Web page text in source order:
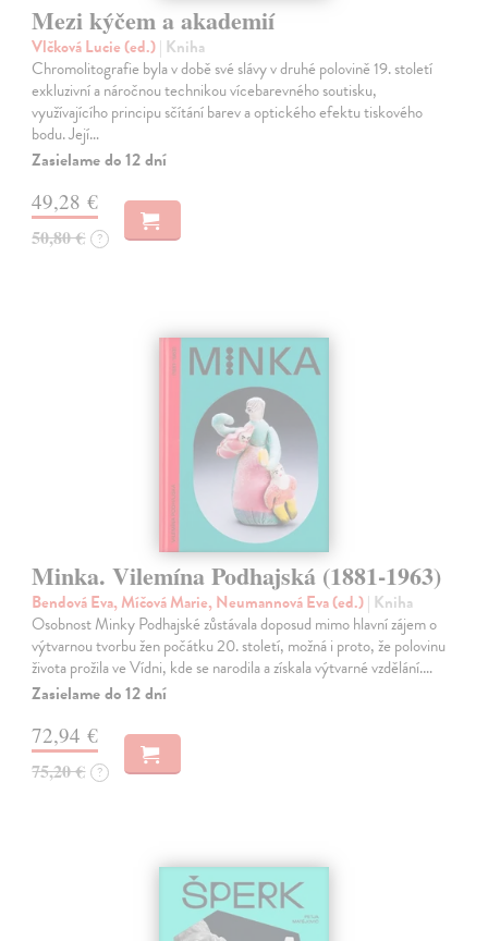
Mezi kýčem a akademií
Vlčková Lucie (ed.)| Kniha
Chromolitografie byla v době své slávy v druhé polovině 19. století
exkluzivní a náročnou technikou vícebarevného soutisku,
využívajícího principu sčítání barev a optického efektu tiskového
bodu. Její…
Zasielame do 12 dní
49,28 €
50,80 € ?
Minka. Vilemína Podhajská (1881-1963)
Bendová Eva, Míčová Marie, Neumannová Eva (ed.)| Kniha
Osobnost Minky Podhajské zůstávala doposud mimo hlavní zájem o
výtvarnou tvorbu žen počátku 20. století, možná i proto, že polovinu
života prožila ve Vídni, kde se narodila a získala výtvarné vzdělání.…
Zasielame do 12 dní
72,94 €
75,20 € ?